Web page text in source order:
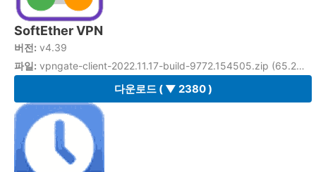
SoftEther VPN
버전: v4.39
파일: vpngate-client-2022.11.17-build-9772.154505.zip (65.2MB)
다운로드( ▼ 2380 )